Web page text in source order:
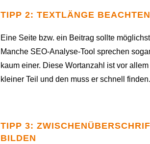
TIPP 2: TEXTLÄNGE BEACHTEN
Eine Seite bzw. ein Beitrag sollte
Manche SEO-Analyse-Tool sprechen
kaum einer. Diese Wortanzahl ist vor
kleiner Teil und den muss er schnell finden.
TIPP 3:
BILDEN